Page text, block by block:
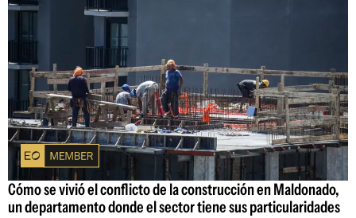
Cómo se vivió el conflicto de la construcción en Maldonado,
un departamento donde el sector tiene sus particularidades